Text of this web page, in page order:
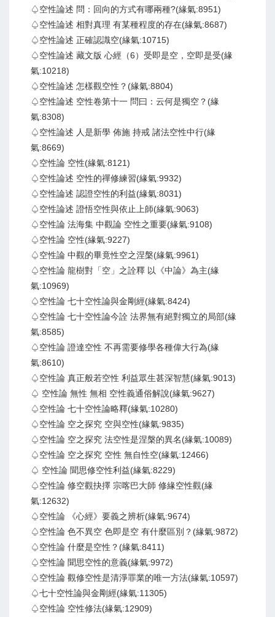
♤空性論述 問：回向的方式有哪兩種?(緣氣:8951)
♤空性論述 相對真理 有某種程度的存在(緣氣:8687)
♤空性論述 正確認識空(緣氣:10715)
♤空性論述 藏文版 心經（6）受即是空，空即是受(緣
氣:10218)
♤空性論述 怎樣觀空性？(緣氣:8804)
♤空性論述 空性卷第十一 問曰：云何是獨空？(緣
氣:8308)
♤空性論述 人是新學 佈施 持戒 諸法空性中行(緣
氣:8669)
♤空性論 空性(緣氣:8121)
♤空性論述 空性的禪修練習(緣氣:9932)
♤空性論述 認證空性的利益(緣氣:8031)
♤空性論述 證悟空性與依止上師(緣氣:9063)
♤空性論 法海集 中觀論 空性之重要(緣氣:9108)
♤空性論 空性(緣氣:9227)
♤空性論 中觀的畢竟性空之涅槃(緣氣:9961)
♤空性論 龍樹對「空」之詮釋 以《中論》為主(緣
氣:10969)
♤空性論 七十空性論與金剛經(緣氣:8424)
♤空性論 七十空性論今詮 法界無有絕對獨立的局部(緣
氣:8585)
♤空性論 證達空性 不再需要修學各種偉大行為(緣
氣:8610)
♤空性論 真正般若空性 利益眾生甚深智慧(緣氣:9013)
♤ 空性論 無性 無相 空性義通俗解說(緣氣:9627)
♤空性論 七十空性論略釋(緣氣:10280)
♤空性論 空之探究 空與空性(緣氣:9835)
♤空性論 空之探究 法空性是涅槃的異名(緣氣:10089)
♤空性論 空之探究 空性 無自性空(緣氣:12466)
♤ 空性論 聞思修空性利益(緣氣:8229)
♤空性論 修空觀抉擇 宗喀巴大師 修緣空性觀(緣
氣:12632)
♤空性論 《心經》要義之辨析(緣氣:9674)
♤空性論 色不異空 色即是空 有什麼區別？(緣氣:9872)
♤空性論 什麼是空性？(緣氣:8411)
♤空性論 聞思空性的意義(緣氣:9972)
♤空性論 觀修空性是清淨罪業的唯一方法(緣氣:10597)
♤七十空性論與金剛經(緣氣:11305)
♤空性論 空性修法(緣氣:12909)